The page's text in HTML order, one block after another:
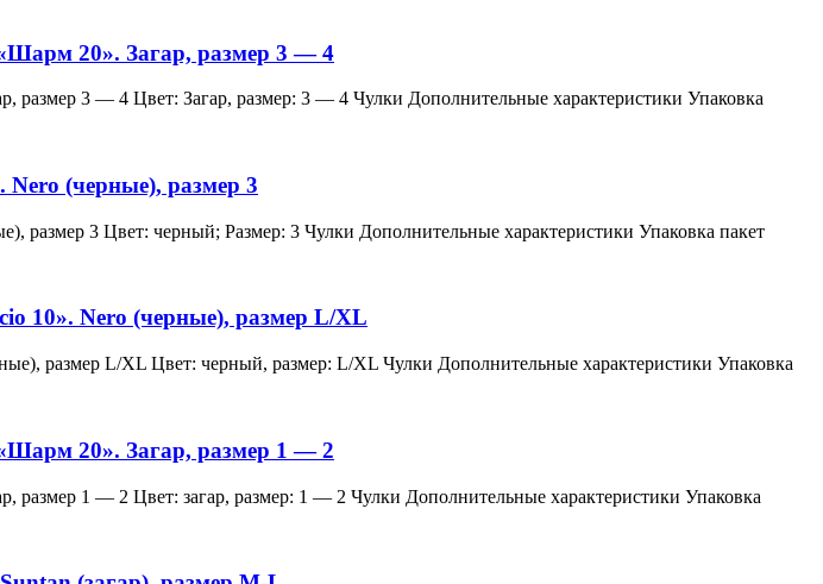
20». Загар, размер 3 — 4
размер 3 — 4 Цвет: Загар, размер: 3 — 4 Чулки Дополнительные характеристики Упаковка
(черные), размер 3
размер 3 Цвет: черный; Размер: 3 Чулки Дополнительные характеристики Упаковка пакет
10». Nero (черные), размер L/XL
размер L/XL Цвет: черный, размер: L/XL Чулки Дополнительные характеристики Упаковка
20». Загар, размер 1 — 2
размер 1 — 2 Цвет: загар, размер: 1 — 2 Чулки Дополнительные характеристики Упаковка